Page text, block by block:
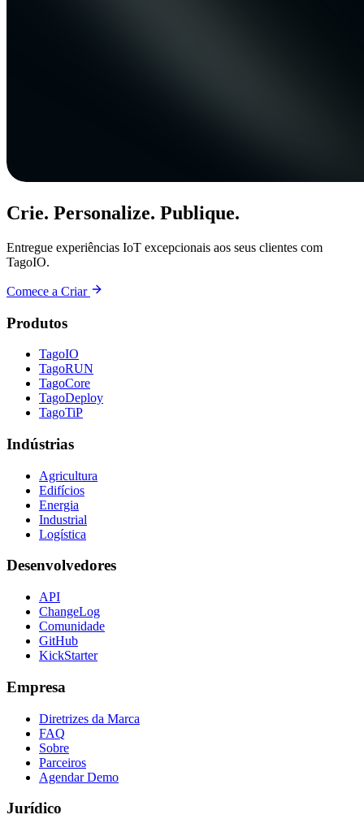
Crie. Personalize. Publique.
Entregue experiências IoT excepcionais aos seus clientes com
TagoIO.
Comece a Criar
Produtos
TagoIO
TagoRUN
TagoCore
TagoDeploy
TagoTiP
Indústrias
Agricultura
Edifícios
Energia
Industrial
Logística
Desenvolvedores
API
ChangeLog
Comunidade
GitHub
KickStarter
Empresa
Diretrizes da Marca
FAQ
Sobre
Parceiros
Agendar Demo
Jurídico